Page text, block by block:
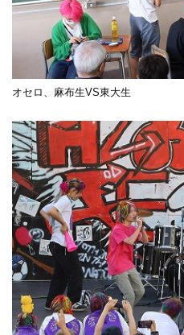
オセロ、麻布生VS東大生